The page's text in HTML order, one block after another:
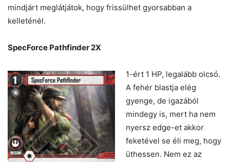
mindjárt meglátjátok, hogy frissülhet gyorsabban a
kelleténél.
SpecForce Pathfinder 2X
1-ért 1 HP, legalább olcsó.
A fehér blastja elég
gyenge, de igazából
mindegy is, mert ha nem
nyersz edge-et akkor
feketével se éli meg, hogy
üthessen. Nem ez az